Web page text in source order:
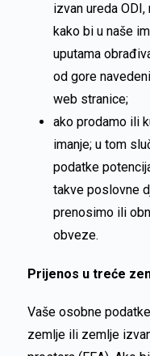
izvan ureda
kako bi u naše
uputama
od gore
web stranice;
ako prodamo ili
imanje; u tom
podatke
takve poslovne
prenosimo ili
obveze.
Prijenos u treće
Vaše osobne
zemlje ili zemlje